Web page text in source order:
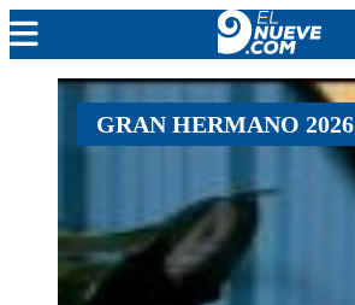
MENDOZA
CADA DÍA
NOTICIERO 9
PROTAGONISTAS
EL NUEVE STREAMS
GRAN HERMANO 2026